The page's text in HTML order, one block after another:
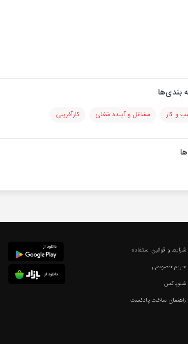
بندی‌ها
و کار مشاغل و آینده شغلی کارآفرینی
شرایط و قوانین استفاده
حریم خصوصی
شنوباکس
راهنمای ساخت پادکست